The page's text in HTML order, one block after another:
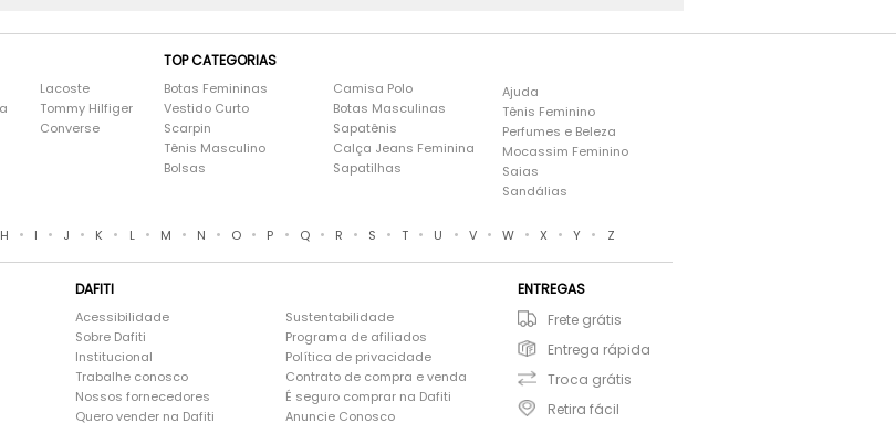
Lacoste
Tommy Hilfiger
Converse
TOP CATEGORIAS
Botas Femininas
Vestido Curto
Scarpin
Tênis Masculino
Bolsas
Camisa Polo
Botas Masculinas
Sapatênis
Calça Jeans Feminina
Sapatilhas
Ajuda
Tênis Feminino
Perfumes e Beleza
Mocassim Feminino
Saias
Sandálias
H • I • J • K • L • M • N • O • P • Q • R • S • T • U • V • W • X • Y • Z
DAFITI
Acessibilidade
Sobre Dafiti
Institucional
Trabalhe conosco
Nossos fornecedores
Quero vender na Dafiti
Sustentabilidade
Programa de afiliados
Política de privacidade
Contrato de compra e venda
É seguro comprar na Dafiti
Anuncie Conosco
ENTREGAS
Frete grátis
Entrega rápida
Troca grátis
Retira fácil